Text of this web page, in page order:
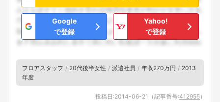
Google
で登録
Yahoo!
で登録
フロアスタッフ 20代後半女性 派遣社員 年収270万円
2013
年度
投稿日:2014-06-21 （記事番号:412955）